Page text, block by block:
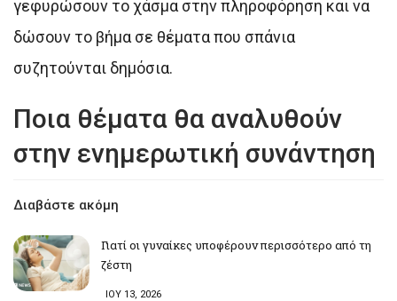
γεφυρώσουν το χάσμα στην πληροφόρηση και να
δώσουν το βήμα σε θέματα που σπάνια
συζητούνται δημόσια.
Ποια θέματα θα αναλυθούν
στην ενημερωτική συνάντηση
Διαβάστε ακόμη
Γιατί οι γυναίκες υποφέρουν περισσότερο από τη
ζέστη
ΙΟΥ 13, 2026